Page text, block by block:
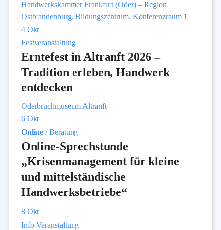
Handwerkskammer Frankfurt (Oder) – Region
Ostbrandenburg, Bildungszentrum, Konferenzraum 1
4 Okt
Festveranstaltung
Erntefest in Altranft 2026 –
Tradition erleben, Handwerk
entdecken
Oderbruchmuseum Altranft
6 Okt
Online/ Beratung
Online-Sprechstunde
„Krisenmanagement für kleine
und mittelständische
Handwerksbetriebe“
8 Okt
Info-Veranstaltung